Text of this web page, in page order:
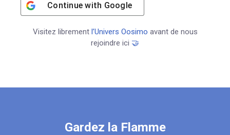
Gardez la Flamme
Continue with Google
Visitez librement l’Univers Oosimo avant de nous
rejoindre ici 🤝